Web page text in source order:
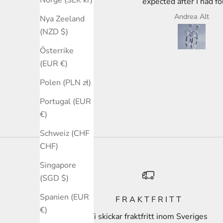
Nya Zeeland
(NZD $)
Österrike
(EUR €)
Polen (PLN zł)
Portugal (EUR
€)
Schweiz (CHF
CHF)
Singapore
(SGD $)
Spanien (EUR
€)
Mairi Morrison
beautiful oval shaped
the store in Varberg in
Andrea Alt
F R A K T F R I T T
Vi skickar fraktfritt inom Sveriges